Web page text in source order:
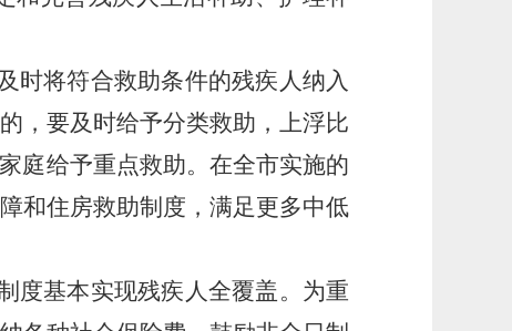
时将符合救助条件的残疾人纳入
，要及时给予分类救助，上浮比
庭给予重点救助。在全市实施的
和住房救助制度，满足更多中低
度基本实现残疾人全覆盖。为重